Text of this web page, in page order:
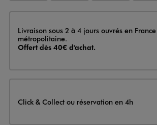
Livraison
Livraison sous 2 à 4 jours ouvrés en France
métropolitaine.
Offert dès 40€ d'achat.
Click & Collect ou réservation en 4h